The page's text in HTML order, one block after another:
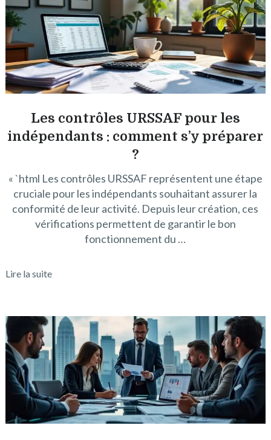
Les contrôles URSSAF pour les
indépendants : comment s’y préparer
?
« `html Les contrôles URSSAF représentent une étape
cruciale pour les indépendants souhaitant assurer la
conformité de leur activité. Depuis leur création, ces
vérifications permettent de garantir le bon
fonctionnement du …
Lire la suite